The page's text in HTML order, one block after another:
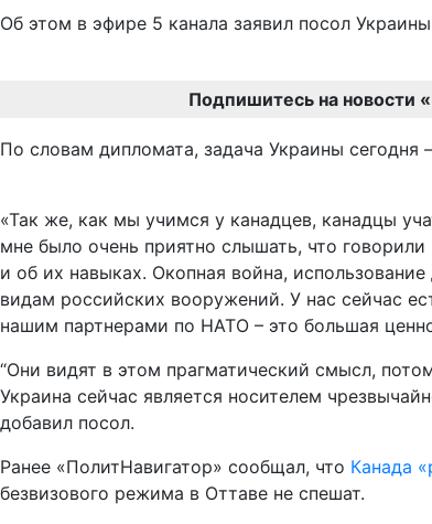
Об этом в эфире 5 канала заявил посол
Подпишитесь на новости
По словам дипломата, задача Украины
«Так же, как мы учимся у канадцев, канадцы
мне было очень приятно слышать, что
и об их навыках. Окопная война,
видам российских вооружений. У нас сейчас
нашим партнерами по НАТО – это большая
“Они видят в этом прагматический смысл,
Украина сейчас является носителем
добавил посол.
Ранее «ПолитНавигатор» сообщал, что Канада
безвизового режима в Оттаве не спешат.